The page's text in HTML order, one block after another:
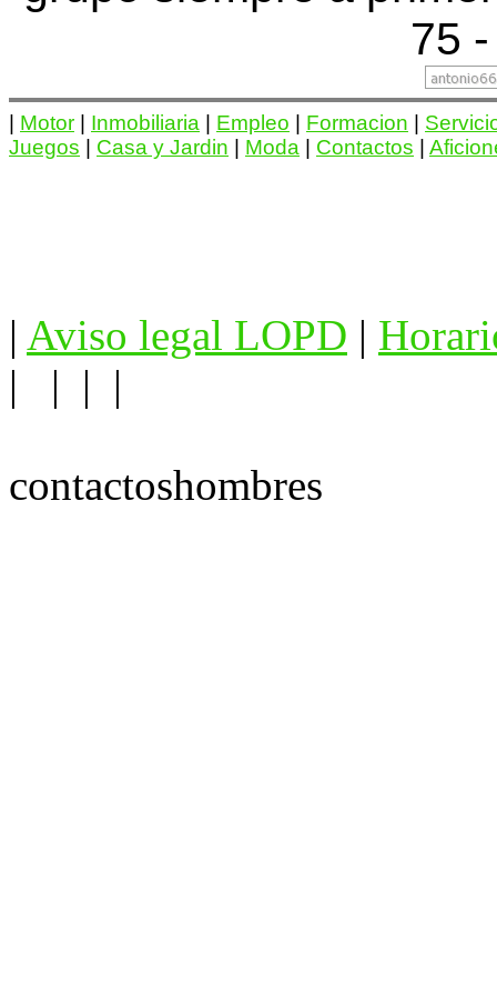
75
Motor Inmobiliaria Empleo Formacion
Juegos
Casa y Jardin Moda Contactos
| Aviso legal LOPD |
| | | |
contactoshombres